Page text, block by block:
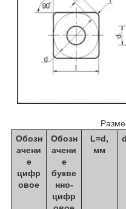
Обозн
ачени
е
цифр
овое
Обозн
ачени
е
букве
нно-
цифр
L=d,
мм